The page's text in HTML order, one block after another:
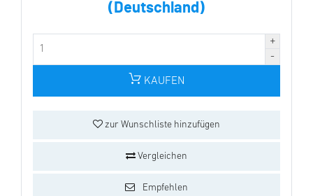
(Deutschland)
KAUFEN
zur Wunschliste hinzufügen
Vergleichen
Empfehlen